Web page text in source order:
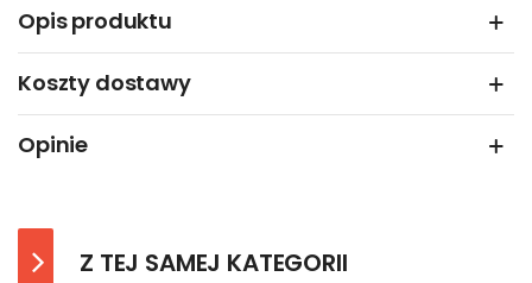
Opis produktu
Koszty dostawy
Opinie
Z TEJ SAMEJ KATEGORII